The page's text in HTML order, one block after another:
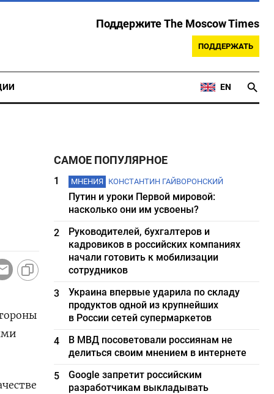
Поддержите The Moscow Times
ПОДДЕРЖАТЬ
EN
САМОЕ ПОПУЛЯРНОЕ
1 МНЕНИЯ КОНСТАНТИН ГАЙВОРОНСКИЙ
Путин и уроки Первой мировой:
насколько они им усвоены?
2
Руководителей, бухгалтеров и
кадровиков в российских компаниях
начали готовить к мобилизации
сотрудников
3
Украина впервые ударила по складу
продуктов одной из крупнейших
в России сетей супермаркетов
4
В МВД посоветовали россиянам не
делиться своим мнением в интернете
5
Google запретит российским
разработчикам выкладывать